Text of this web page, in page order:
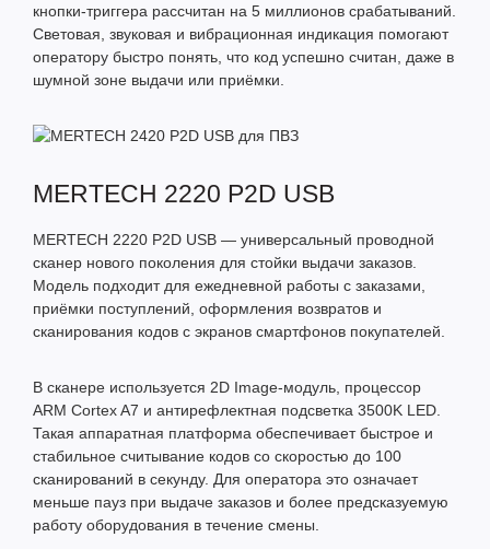
кнопки-триггера рассчитан на 5 миллионов срабатываний.
Световая, звуковая и вибрационная индикация помогают
оператору быстро понять, что код успешно считан, даже в
шумной зоне выдачи или приёмки.
MERTECH 2220 P2D USB
MERTECH 2220 P2D USB — универсальный проводной
сканер нового поколения для стойки выдачи заказов.
Модель подходит для ежедневной работы с заказами,
приёмки поступлений, оформления возвратов и
сканирования кодов с экранов смартфонов покупателей.
В сканере используется 2D Image-модуль, процессор
ARM Cortex A7 и антирефлектная подсветка 3500K LED.
Такая аппаратная платформа обеспечивает быстрое и
стабильное считывание кодов со скоростью до 100
сканирований в секунду. Для оператора это означает
меньше пауз при выдаче заказов и более предсказуемую
работу оборудования в течение смены.